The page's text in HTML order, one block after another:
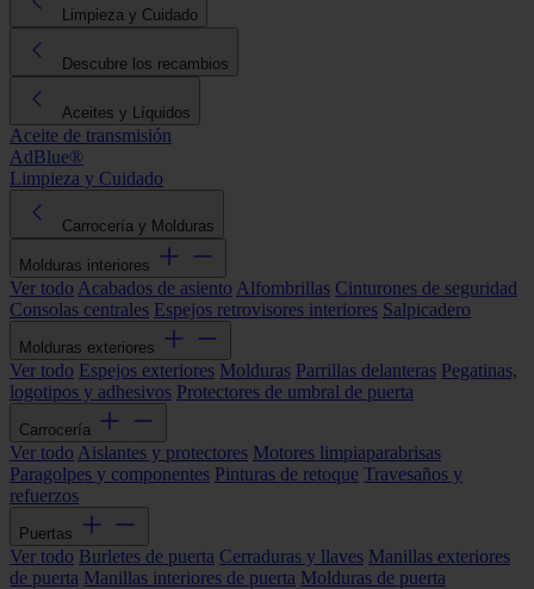
Limpieza y Cuidado
Descubre los recambios
Aceites y Líquidos
Aceite de transmisión
AdBlue®
Limpieza y Cuidado
Carrocería y Molduras
Molduras interiores
Ver todo Acabados de asiento Alfombrillas Cinturones de seguridad
Consolas centrales Espejos retrovisores interiores Salpicadero
Molduras exteriores
Ver todo Espejos exteriores Molduras Parrillas delanteras Pegatinas,
logotipos y adhesivos Protectores de umbral de puerta
Carrocería
Ver todo Aislantes y protectores Motores limpiaparabrisas
Paragolpes y componentes Pinturas de retoque Travesaños y
refuerzos
Puertas
Ver todo Burletes de puerta Cerraduras y llaves Manillas exteriores
de puerta Manillas interiores de puerta Molduras de puerta